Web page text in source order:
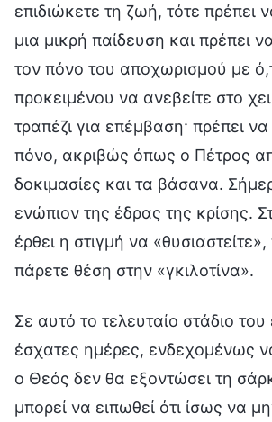
επιδιώκετε τη ζωή, τότε πρέπει
μια μικρή παίδευση και πρέπει
τον πόνο του αποχωρισμού με
προκειμένου να ανεβείτε στο
τραπέζι για επέμβαση· πρέπει
πόνο, ακριβώς όπως ο Πέτρος
δοκιμασίες και τα βάσανα.
ενώπιον της έδρας της κρίσης.
έρθει η στιγμή να
πάρετε θέση στην «γκιλοτίνα».
Σε αυτό το τελευταίο στάδιο του
έσχατες ημέρες, ενδεχομένως
ο Θεός δεν θα εξοντώσει τη
μπορεί να ειπωθεί ότι ίσως να